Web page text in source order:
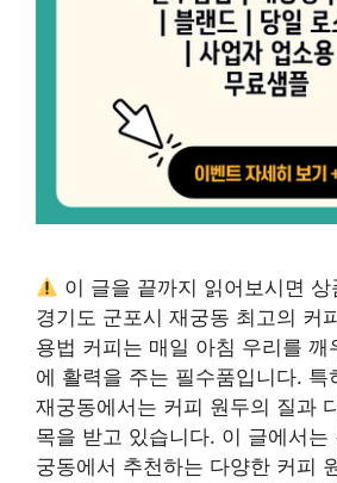
이 글을 끝까지 읽어보시면
경기도 군포시 재궁동 최고의 커
용법 커피는 매일 아침 우리를 깨
에 활력을 주는 필수품입니다. 특
재궁동에서는 커피 원두의 질과
목을 받고 있습니다. 이 글에서는
궁동에서 추천하는 다양한 커피